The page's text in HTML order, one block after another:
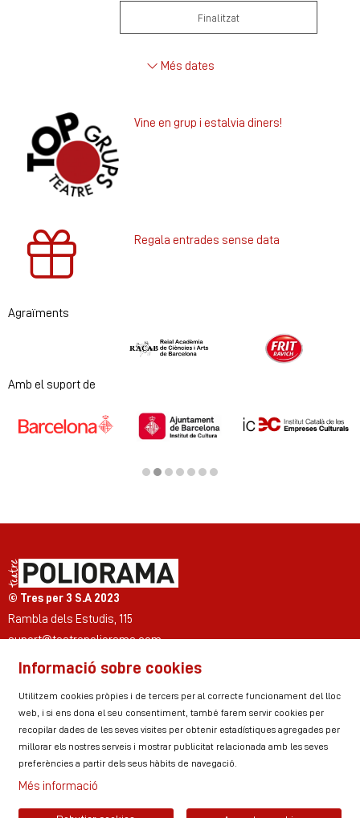
Finalitzat
Més dates
Vine en grup i estalvia diners!
Regala entrades sense data
Agraïments
Diapositiva 1 de 2
Amb el suport de
© Tres per 3 S.A 2023
Rambla dels Estudis, 115
suport@teatrepoliorama.com
Link a instagram
Link a youtube
Link a twitter
Link a facebook
Link a ticktok
Link a linkedin
Sitemap Avís Legal
Ús de Cookies
Política de privacitat
Informació sobre cookies
Utilitzem cookies pròpies i de tercers per al correcte funcionament del lloc
web, i si ens dona el seu consentiment, també farem servir cookies per
recopilar dades de les seves visites per obtenir estadístiques agregades per
millorar els nostres serveis i mostrar publicitat relacionada amb les seves
preferències a partir dels seus hàbits de navegació.
Més informació